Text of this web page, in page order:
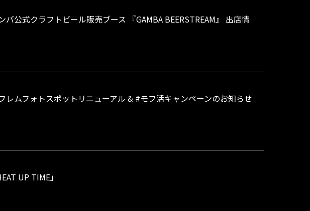
公式クラフトビール販売ブース 『GAMBA BEERSTREAM』 出店情
ムフォトスポットリニューアル & #モフ活キャンペーンのお知らせ
UP TIME」